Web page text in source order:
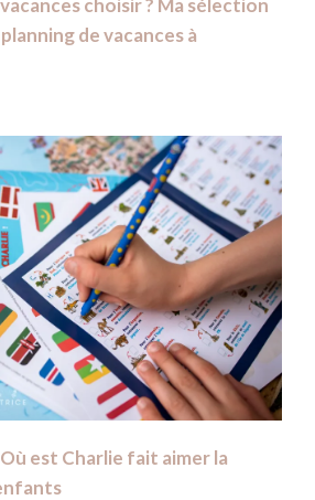
choisir ? Ma sélection
de vacances à
est Charlie fait aimer la